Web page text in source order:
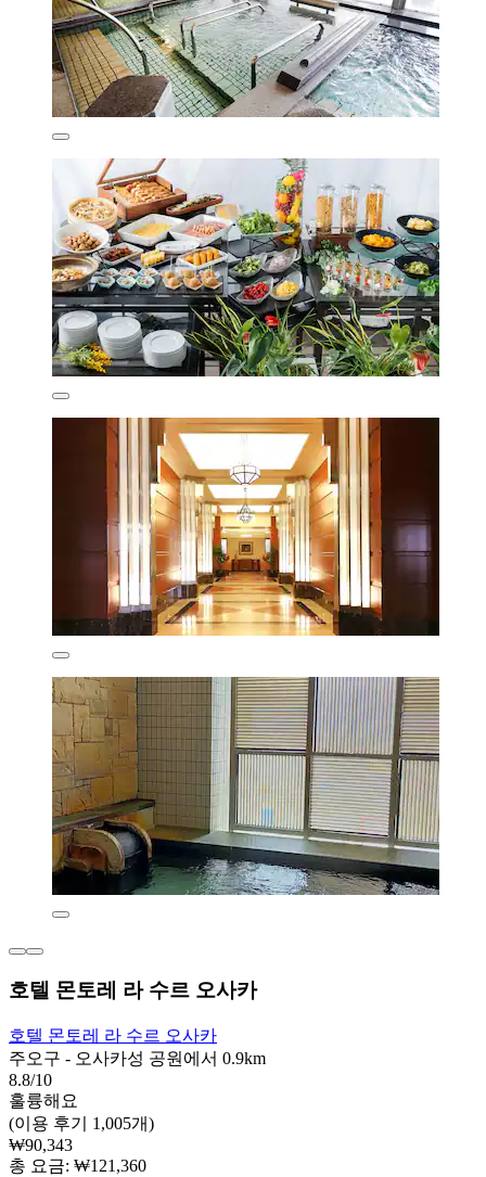
호텔 몬토레 라 수르 오사카
호텔 몬토레 라 수르 오사카
주오구 - 오사카성 공원에서 0.9km
8.8/10
훌륭해요
(이용 후기 1,005개)
₩90,343
총 요금: ₩121,360